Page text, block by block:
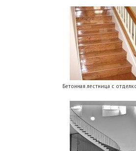
Бетонная лестница с